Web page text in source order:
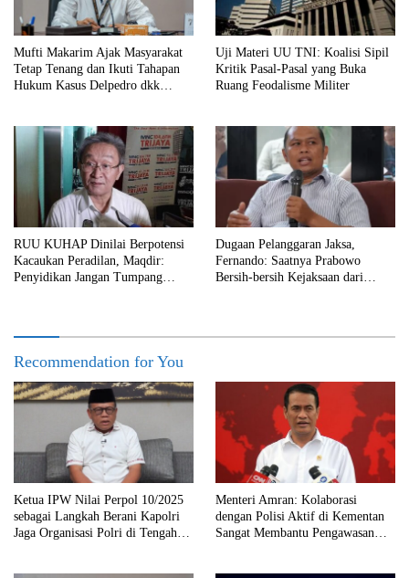
Mufti Makarim Ajak Masyarakat
Tetap Tenang dan Ikuti Tahapan
Hukum Kasus Delpedro dkk
Uji Materi UU TNI: Koalisi Sipil
Kritik Pasal-Pasal yang Buka
Ruang Feodalisme Militer
RUU KUHAP Dinilai Berpotensi
Kacaukan Peradilan, Maqdir:
Penyidikan Jangan Tumpang
Dugaan Pelanggaran Jaksa,
Fernando: Saatnya Prabowo
Bersih-bersih Kejaksaan dari
Recommendation for You
Ketua IPW Nilai Perpol 10/2025
sebagai Langkah Berani Kapolri
Jaga Organisasi Polri di Tengah
Menteri Amran: Kolaborasi
dengan Polisi Aktif di Kementan
Sangat Membantu Pengawasan